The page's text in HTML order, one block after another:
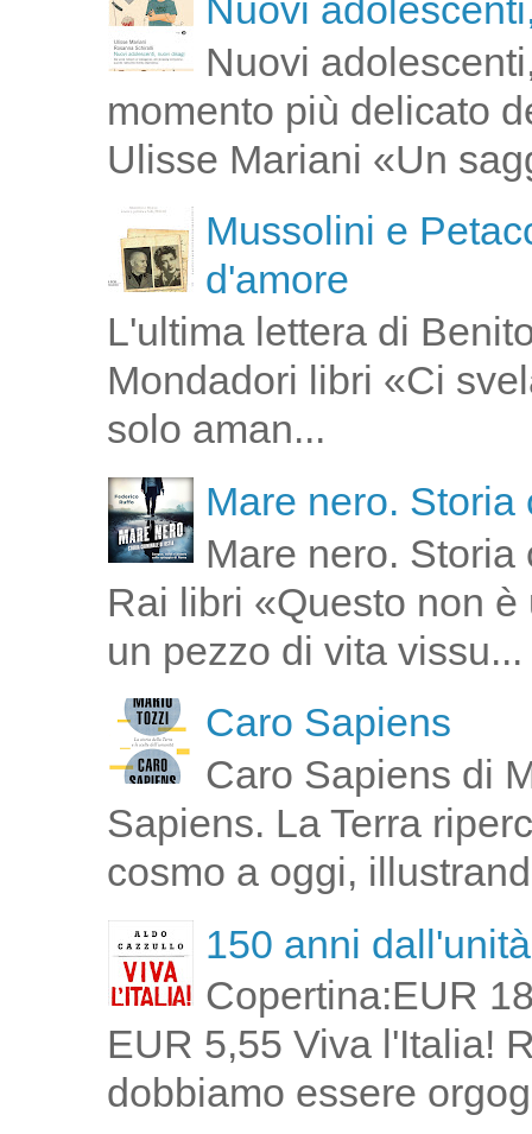
Nuovi
Nuovi
momento più delicato
Ulisse Mariani «Un
Mussolini e
d'amore
L'ultima lettera di
Mondadori libri «Ci
solo aman...
Mare nero.
Mare nero.
Rai libri «Questo non
un pezzo di vita vissu...
Caro Sapiens
Caro Sapiens di
Sapiens. La Terra
cosmo a oggi,
150 anni
Copertina:EUR
EUR 5,55 Viva l'Italia!
dobbiamo essere